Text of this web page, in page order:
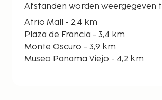
Afstanden worden weergegeven
Atrio Mall - 2,4 km
Plaza de Francia - 3,4 km
Monte Oscuro - 3,9 km
Museo Panama Viejo - 4,2 km